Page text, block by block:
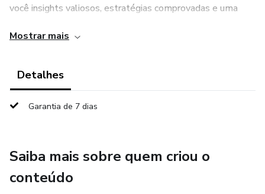
você insights valiosos, estratégias comprovadas e uma
procrastinação.
Ao longo das próximas páginas, vamos explorar o que está
gatilhos da procrastinação em sua vida e, o mais
Mostrar mais
Detalhes
Garantia de 7 dias
Saiba mais sobre quem criou o
conteúdo